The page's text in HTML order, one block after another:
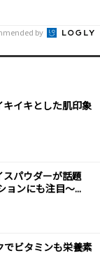
by
イキとした肌印象
パウダーが話題
ンにも注目～...
ビタミンも栄養素